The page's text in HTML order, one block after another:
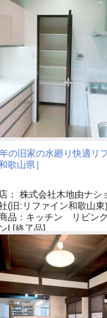
の旧家の水廻り快適リ
歌山県］
： 株式会社木地由ナシ
(旧:リファイン和歌山東)
品：キッチン リビン
L[終了品]